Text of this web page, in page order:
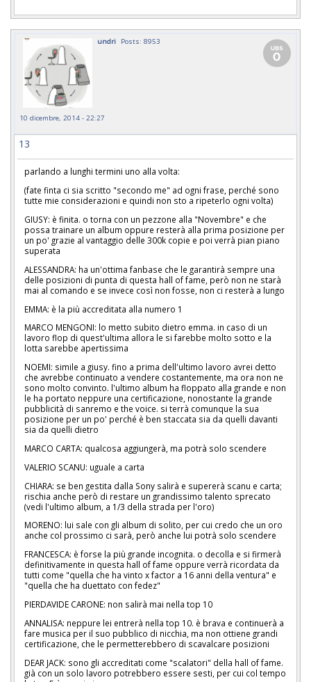
undri Posts: 8953
10 dicembre, 2014 - 22:27
13
parlando a lunghi termini uno alla volta:
(fate finta ci sia scritto "secondo me" ad ogni frase, perché sono
tutte mie considerazioni e quindi non sto a ripeterlo ogni volta)
GIUSY: è finita. o torna con un pezzone alla "Novembre" e che
possa trainare un album oppure resterà alla prima posizione per
un po' grazie al vantaggio delle 300k copie e poi verrà pian piano
superata
ALESSANDRA: ha un'ottima fanbase che le garantirà sempre una
delle posizioni di punta di questa hall of fame, però non ne starà
mai al comando e se invece così non fosse, non ci resterà a lungo
EMMA: è la più accreditata alla numero 1
MARCO MENGONI: lo metto subito dietro emma. in caso di un
lavoro flop di quest'ultima allora le si farebbe molto sotto e la
lotta sarebbe apertissima
NOEMI: simile a giusy. fino a prima dell'ultimo lavoro avrei detto
che avrebbe continuato a vendere costantemente, ma ora non ne
sono molto convinto. l'ultimo album ha floppato alla grande e non
le ha portato neppure una certificazione, nonostante la grande
pubblicità di sanremo e the voice. si terrà comunque la sua
posizione per un po' perché è ben staccata sia da quelli davanti
sia da quelli dietro
MARCO CARTA: qualcosa aggiungerà, ma potrà solo scendere
VALERIO SCANU: uguale a carta
CHIARA: se ben gestita dalla Sony salirà e supererà scanu e carta;
rischia anche però di restare un grandissimo talento sprecato
(vedi l'ultimo album, a 1/3 della strada per l'oro)
MORENO: lui sale con gli album di solito, per cui credo che un oro
anche col prossimo ci sarà, però anche lui potrà solo scendere
FRANCESCA: è forse la più grande incognita. o decolla e si firmerà
definitivamente in questa hall of fame oppure verrà ricordata da
tutti come "quella che ha vinto x factor a 16 anni della ventura" e
"quella che ha duettato con fedez"
PIERDAVIDE CARONE: non salirà mai nella top 10
ANNALISA: neppure lei entrerà nella top 10. è brava e continuerà a
fare musica per il suo pubblico di nicchia, ma non ottiene grandi
certificazione, che le permetterebbero di scavalcare posizioni
DEAR JACK: sono gli accreditati come "scalatori" della hall of fame.
già con un solo lavoro potrebbero essere sesti, per cui col tempo